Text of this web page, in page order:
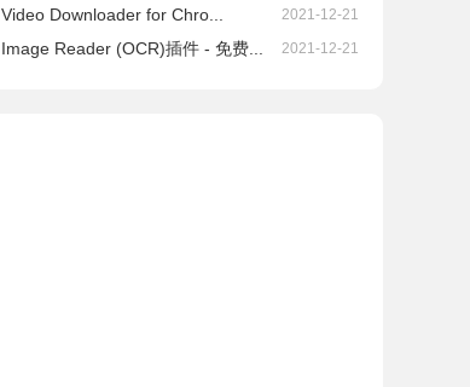
Video Downloader for Chro... 2021-12-21
Image Reader (OCR)插件 - 免费... 2021-12-21